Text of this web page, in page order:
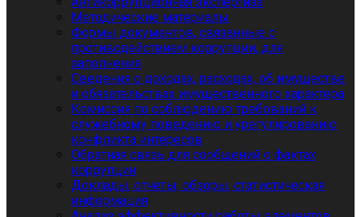
Методические материалы
Формы документов, связанные с
противодействием коррупции, для
заполнения
Сведения о доходах, расходах, об имуществе
и обязательствах имущественного характера
Комиссия по соблюдению требований к
служебному поведению и урегулированию
конфликта интересов
Обратная связь для сообщений о фактах
коррупции
Доклады, отчеты, обзоры, статистическая
информация